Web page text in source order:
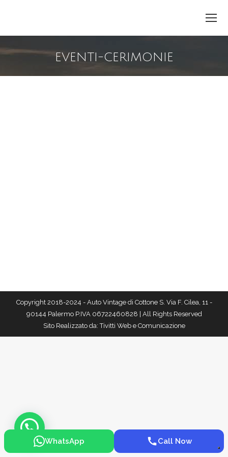
EVENTI-CERIMONIE
Copyright 2018-2024 - Auto Vintage di Cottone S. Via F. Cilea, 11 -
90144 Palermo P.IVA 06722460828 | All Rights Reserved
Sito Realizzato da:Tivitti Web e Comunicazione
WhatsApp Call Now